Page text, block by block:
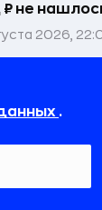
не
2026,
.